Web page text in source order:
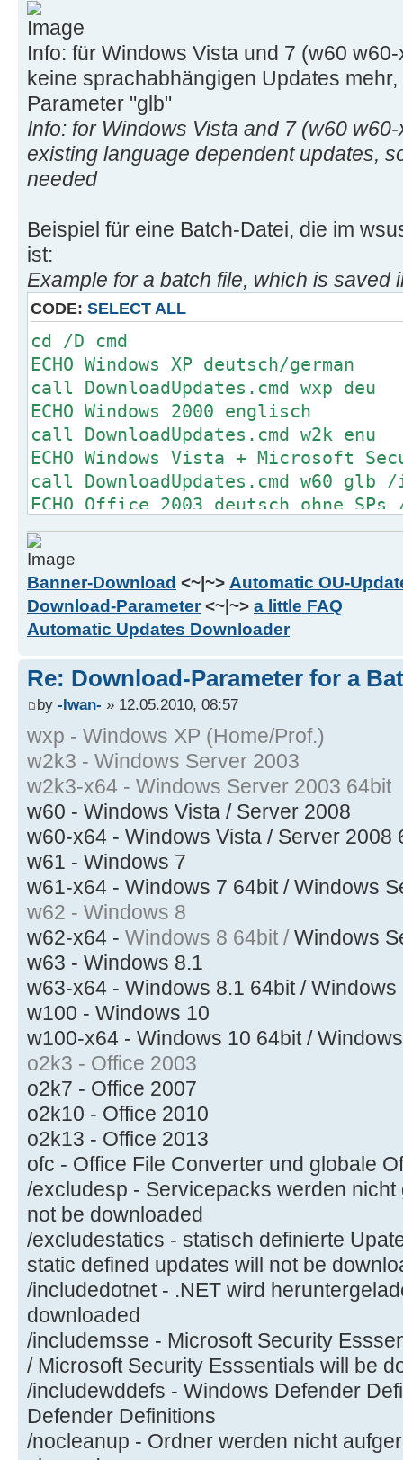
call DownloadUpdates.cmd %%i
)
)
:CreateISO
for %%i in (wxp w2k3 w2k3-x64) do
for %%j in (deu enu) do (
call CreateISOImage.cmd %%i
)
)
for %%i in (w60 w60-x64 w61 w61-
x64) do (
call CreateISOImage.cmd %%i /
)
for %%i in (ofc) do (
for %%j in (deu enu) do (
call CreateISOImage.cmd %%i
)
)
for %%i in (deu enu) do (
call CreateISOImage.cmd %%i /
)
Info: für Windows Vista und 7 (w60
keine sprachabhängigen Updates
Parameter "glb"
Info: for Windows Vista and 7 (w60
existing language dependent updates,
needed
Beispiel für eine Batch-Datei, die im
ist:
Example for a batch file, which is saved
CODE: SELECT ALL
cd /D cmd
ECHO Windows XP deutsch/german
call DownloadUpdates.cmd wxp deu
ECHO Windows 2000 englisch
call DownloadUpdates.cmd w2k enu
ECHO Windows Vista + Microsoft
call DownloadUpdates.cmd w60 glb /
ECHO Office 2003 deutsch ohne
call DownloadUpdates.cmd o2k3 deu
ECHO Windows 7 64bit + .NET + MSSE
call DownloadUpdates.cmd w61-
/includemsse
Banner-Download <~|~> Automatic OU-
Download-Parameter<~|~> a little FAQ
Automatic Updates Downloader
Re: Download-Parameter for a
by -Iwan- » 12.05.2010, 08:57
wxp - Windows XP (Home/Prof.)
w2k3 - Windows Server 2003
w2k3-x64 - Windows Server 2003 64bit
w60 - Windows Vista / Server 2008
w60-x64 - Windows Vista / Server 2008
w61 - Windows 7
w61-x64 - Windows 7 64bit / Windows
w62 - Windows 8
w62-x64 - Windows 8 64bit /Windows
w63 - Windows 8.1
w63-x64 - Windows 8.1 64bit /
w100 - Windows 10
w100-x64 - Windows 10 64bit /
o2k3 - Office 2003
o2k7 - Office 2007
o2k10 - Office 2010
o2k13 - Office 2013
ofc - Office File Converter und globale
/excludesp - Servicepacks werden
not be downloaded
/excludestatics - statisch definierte
static defined updates will not be
/includedotnet - .NET wird
downloaded
/includemsse - Microsoft Security
/ Microsoft Security Esssentials will be
/includewddefs - Windows Defender
Defender Definitions
/nocleanup - Ordner werden nicht